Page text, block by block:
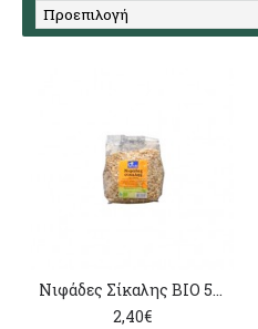
Νιφάδες Σίκαλης ΒΙΟ 500γρ
2,40€